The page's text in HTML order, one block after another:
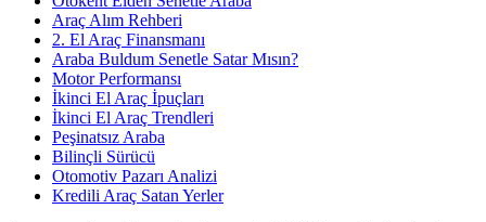
Araç Alım Rehberi
2. El Araç Finansmanı
Araba Buldum Senetle Satar Mısın?
Motor Performansı
İkinci El Araç İpuçları
İkinci El Araç Trendleri
Peşinatsız Araba
Bilinçli Sürücü
Otomotiv Pazarı Analizi
Kredili Araç Satan Yerler